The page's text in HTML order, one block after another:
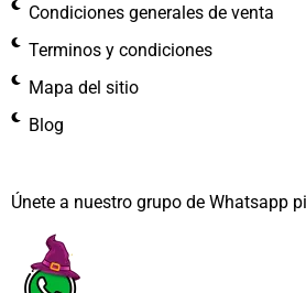
Condiciones generales de venta
Terminos y condiciones
Mapa del sitio
Blog
Únete a nuestro grupo de Whatsapp